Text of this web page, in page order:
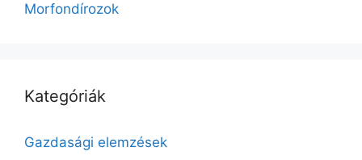
Morfondírozok
Kategóriák
Gazdasági elemzések